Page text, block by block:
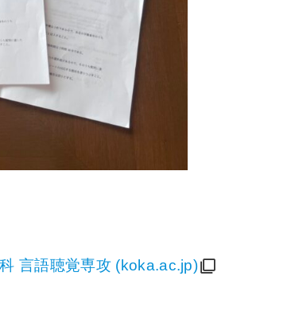
言語聴覚専攻 (koka.ac.jp)